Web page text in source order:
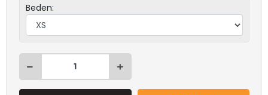
Beden: